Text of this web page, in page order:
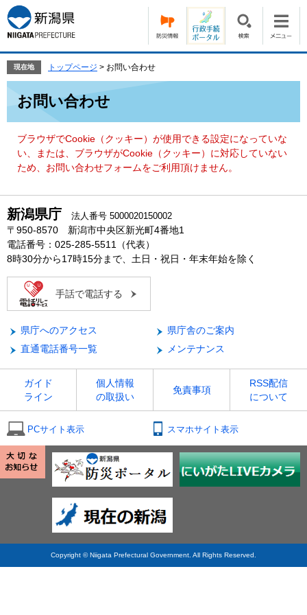
ー
ジ
の
頭
す。
ニ
ュ
ー
飛
て
現在地 トップページ > お問い合わせ
お問い合わせ
ブラウザでCookie（クッキー）が使用できる設定になっていな
い、または、ブラウザがCookie（クッキー）に対応していない
ため、お問い合わせフォームをご利用頂けません。
新潟県庁 法人番号 5000020150002
〒950-8570 新潟市中央区新光町4番地1
電話番号：025-285-5511（代表）
8時30分から17時15分まで、土日・祝日・年末年始を除く
手話で電話する
県庁へのアクセス
県庁舎のご案内
直通電話番号一覧
メンテナンス
ガイド
ライン
個人情報
の取扱い
免責事項
RSS配信
について
PCサイト表示 スマホサイト表示
Copyright © Niigata Prefectural Government. All Rights Reserved.